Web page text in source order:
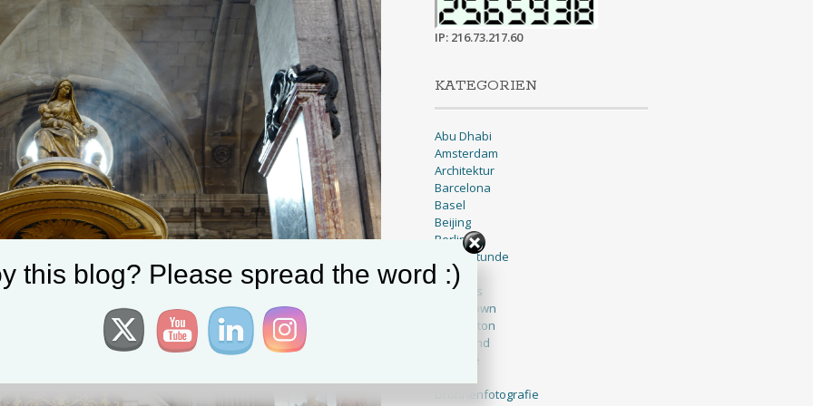
IP: 216.73.217.60
KATEGORIEN
Abu Dhabi
Amsterdam
Architektur
Barcelona
Basel
Beijing
Berlin
Blaue Stunde
BNW
Brussels
Cape Town
Charleston
Cleveland
Cologne
Drohnenfotografie
this blog? Please spread the word :)